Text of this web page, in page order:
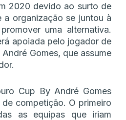
2020 devido ao surto de
a organização se juntou à
uma alternativa.
apoiada pelo jogador de
Gomes, que assume
Cup By André Gomes
competição. O primeiro
as equipas que iriam